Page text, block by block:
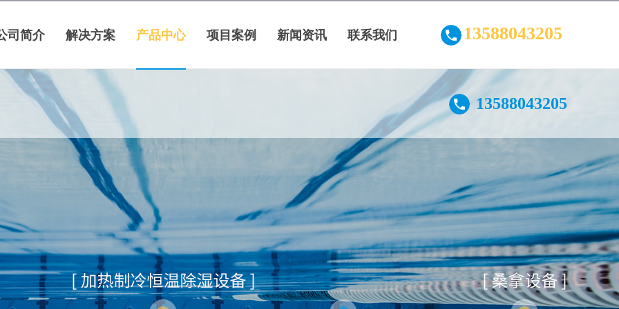
13588043205
司简介 解决方案 产品中心 项目案例 新闻资讯 联系我们
13588043205